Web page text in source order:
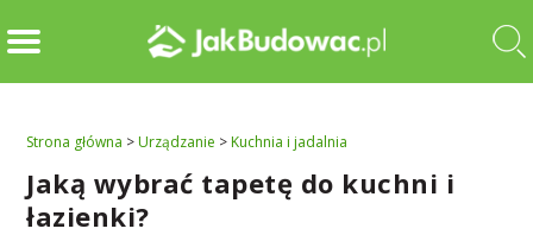
Strona główna >Urządzanie >Kuchnia i jadalnia
Jaką wybrać tapetę do kuchni i
łazienki?